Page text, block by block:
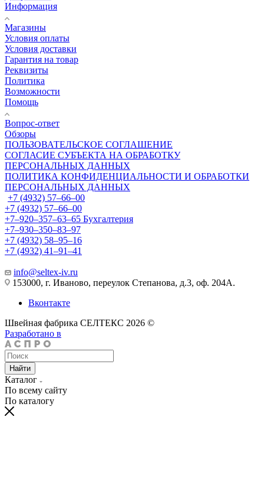
Информация
Магазины
Условия оплаты
Условия доставки
Гарантия на товар
Реквизиты
Политика
Возможности
Помощь
Вопрос-ответ
Обзоры
ПОЛЬЗОВАТЕЛЬСКОЕ СОГЛАШЕНИЕ
СОГЛАСИЕ СУБЪЕКТА НА ОБРАБОТКУ
ПЕРСОНАЛЬНЫХ ДАННЫХ
ПОЛИТИКА КОНФИДЕНЦИАЛЬНОСТИ И ОБРАБОТКИ
ПЕРСОНАЛЬНЫХ ДАННЫХ
+7 (4932) 57‒66‒00
+7 (4932) 57‒66‒00
+7‒920‒357‒63‒65 Бухгалтерия
+7‒930‒350‒83‒97
+7 (4932) 58‒95‒16
+7 (4932) 41‒91‒41
info@seltex-iv.ru
153000, г. Иваново, переулок Степанова, д.3, оф. 204А.
Вконтакте
Швейная фабрика СЕЛТЕКС 2026 ©
Разработано в
Найти
Каталог
По всему сайту
По каталогу